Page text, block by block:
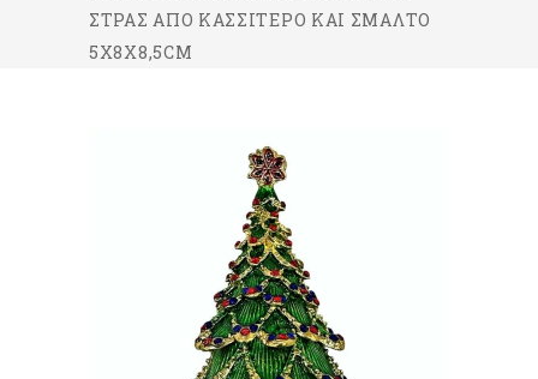
ΣΤΡΑΣ ΑΠΌ ΚΑΣΣΊΤΕΡΟ ΚΑΙ ΣΜΆΛΤΟ
5X8X8,5CM